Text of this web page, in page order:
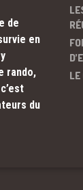
de
en
rando,
du
LE